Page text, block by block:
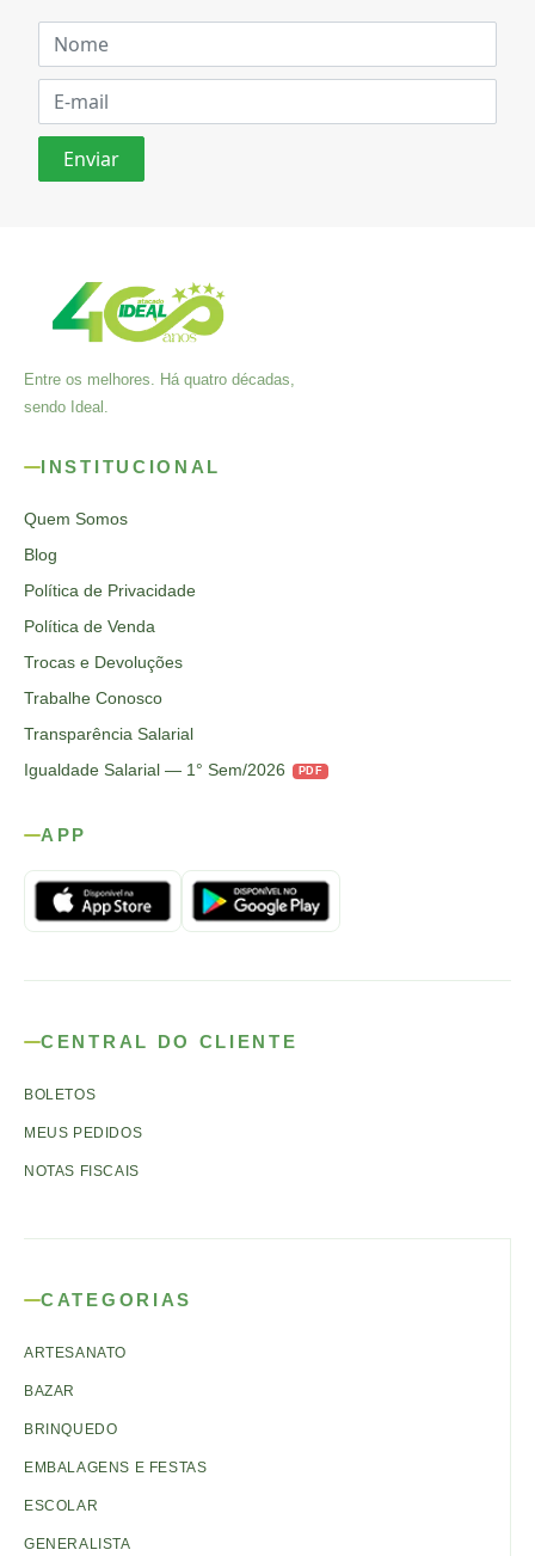
Entre os melhores. Há quatro décadas,
sendo Ideal.
INSTITUCIONAL
Quem Somos
Blog
Política de Privacidade
Política de Venda
Trocas e Devoluções
Trabalhe Conosco
Transparência Salarial
Igualdade Salarial — 1° Sem/2026
PDF
APP
CENTRAL DO CLIENTE
BOLETOS
MEUS PEDIDOS
NOTAS FISCAIS
CATEGORIAS
ARTESANATO
BAZAR
BRINQUEDO
EMBALAGENS E FESTAS
ESCOLAR
GENERALISTA